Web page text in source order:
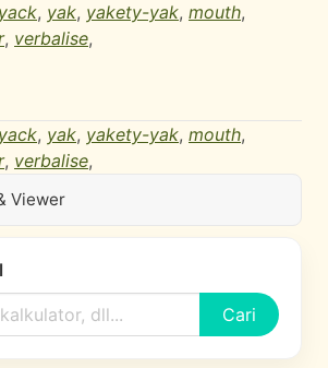
yack, yak, yakety-yak, mouth,
, verbalise,
yack, yak, yakety-yak, mouth,
, verbalise,
Viewer
Cari